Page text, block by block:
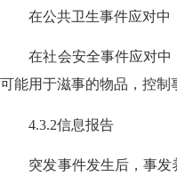
在公共卫生事件应对中，
在社会安全事件应对中，
可能用于滋事的物品，控制
4.3.2信息报告
突发事件发生后，事发养